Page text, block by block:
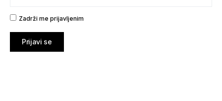
Zadrži me prijavljenim
Prijavi se